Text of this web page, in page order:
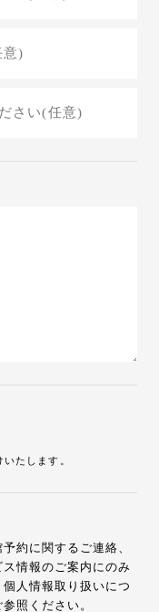
たします。
約に関するご連絡、
情報のご案内にのみ
人情報取り扱いにつ
参照ください。